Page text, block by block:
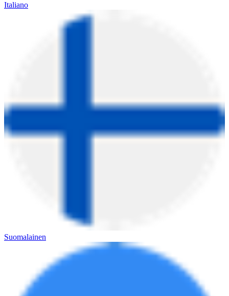
Italiano
Suomalainen